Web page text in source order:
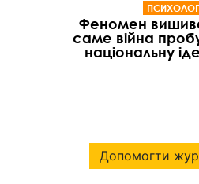
Феномен
саме війна
національну
Допомогти